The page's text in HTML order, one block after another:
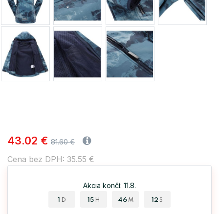
43.02 € 81.60 €
Cena bez DPH: 35.55 €
Akcia končí: 11.8.
1 D 15 H 46 M 11 S